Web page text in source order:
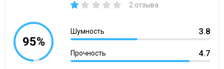
2 отзыва
95%
Шумность 3.8
Прочность 4.7